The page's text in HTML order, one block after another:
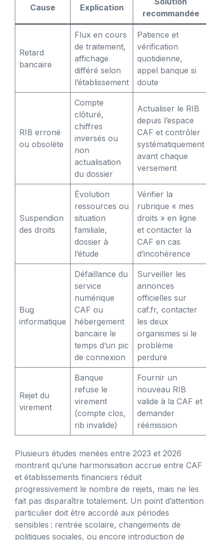
Cause Explication
recommandée
Retard
bancaire
Flux en cours
de traitement,
affichage
différé selon
l’établissement
Patience et
vérification
quotidienne,
appel banque si
doute
RIB erroné
ou obsolète
Compte
clôturé,
chiffres
inversés ou
non
actualisation
du dossier
Actualiser le RIB
depuis l’espace
CAF et contrôler
systématiquement
avant chaque
versement
Suspendion
des droits
Évolution
ressources ou
situation
familiale,
dossier à
l’étude
Vérifier la
rubrique « mes
droits » en ligne
et contacter la
CAF en cas
d’incohérence
Bug
informatique
Défaillance du
service
numérique
CAF ou
hébergement
bancaire le
temps d’un pic
de connexion
Surveiller les
annonces
officielles sur
caf.fr, contacter
les deux
organismes si le
problème
perdure
Rejet du
virement
Banque
refuse le
virement
(compte clos,
rib invalide)
Fournir un
nouveau RIB
valide à la CAF et
demander
réémission
Plusieurs études menées entre 2023 et 2026
montrent qu’une harmonisation accrue entre CAF
et établissements financiers réduit
progressivement le nombre de rejets, mais ne les
fait pas disparaître totalement. Un point d’attention
particulier doit être accordé aux périodes
sensibles : rentrée scolaire, changements de
politiques sociales, ou encore introduction de